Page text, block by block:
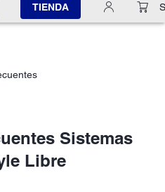
TIENDA
Sistemas
Libre